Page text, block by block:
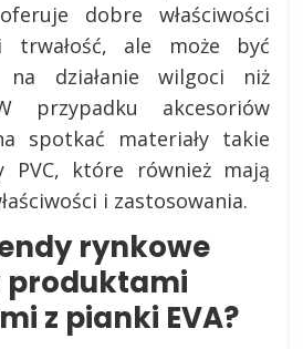
dobre właściwości
trwałość, ale może być
działanie wilgoci niż
przypadku akcesoriów
spotkać materiały takie
PVC, które również mają
i zastosowania.
rynkowe
produktami
z pianki EVA?